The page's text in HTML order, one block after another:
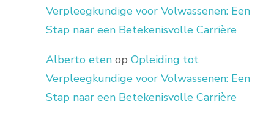
Verpleegkundige voor Volwassenen: Een
Stap naar een Betekenisvolle Carrière
Alberto eten op Opleiding tot
Verpleegkundige voor Volwassenen: Een
Stap naar een Betekenisvolle Carrière